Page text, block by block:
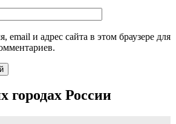
email и адрес сайта в этом браузере для
городах России